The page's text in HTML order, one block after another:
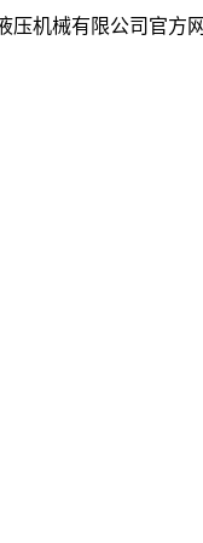
压机械有限公司官方